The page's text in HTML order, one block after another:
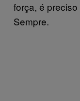
força, é
Sempre.